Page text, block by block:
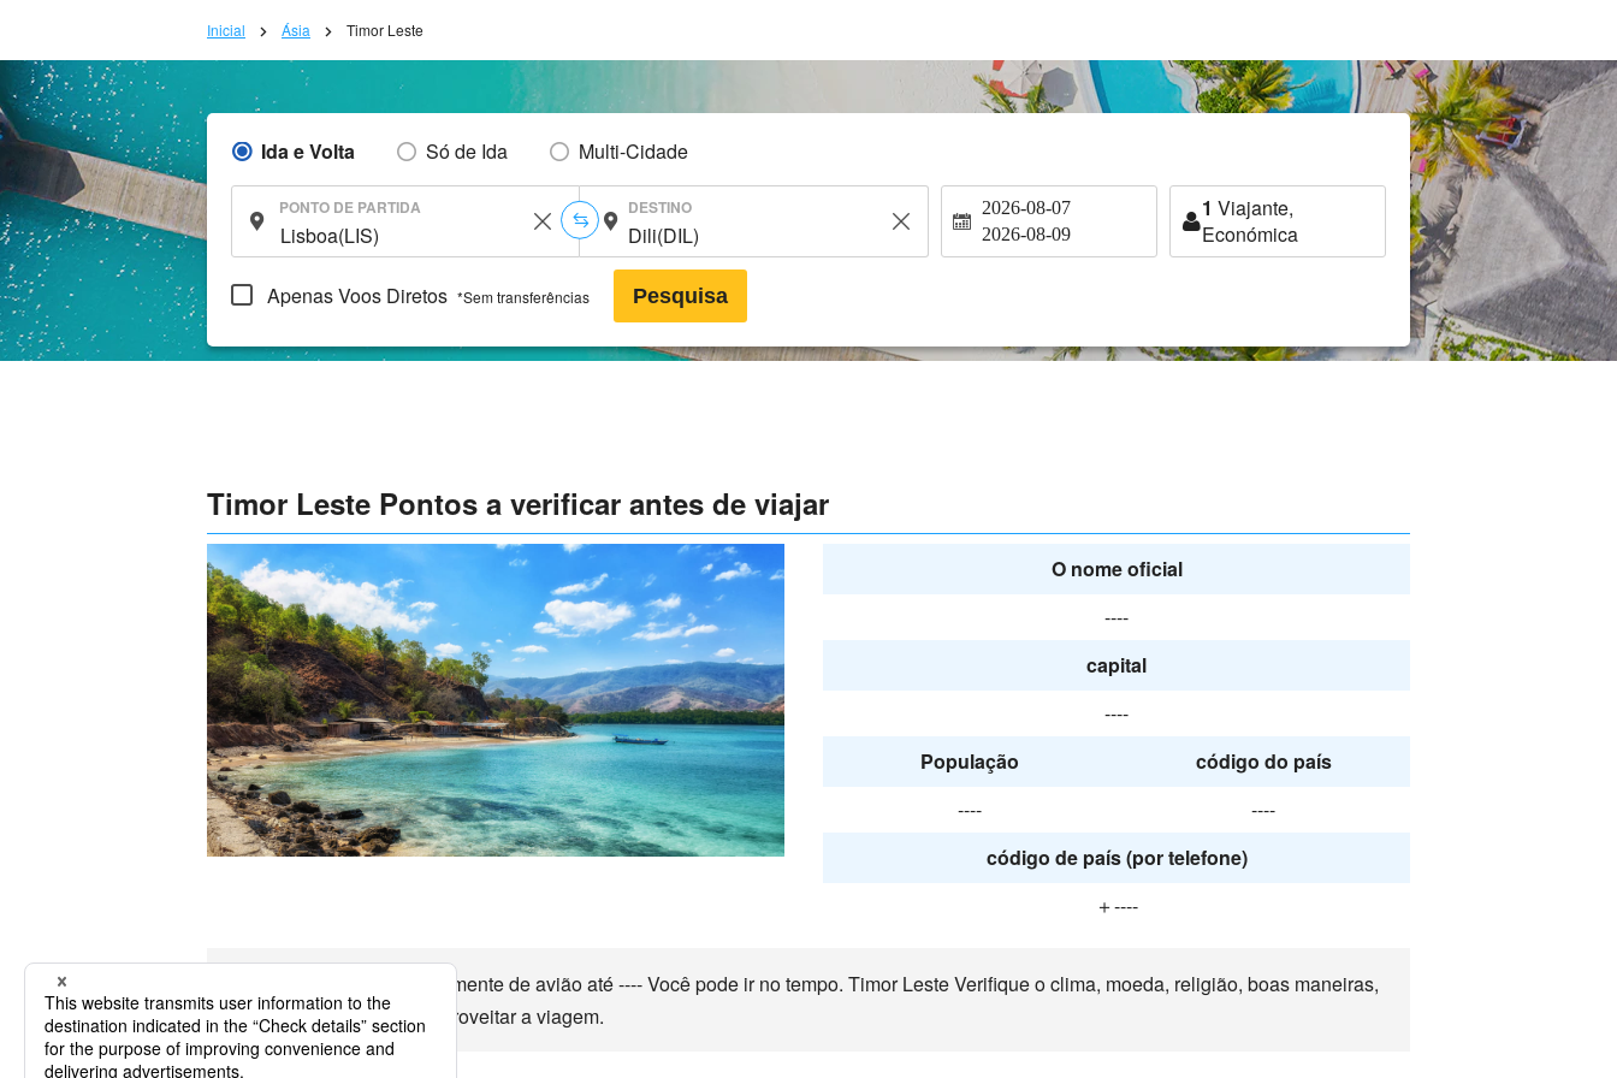
Inicial Ásia Timor Leste
Ida e Volta Só de Ida Multi-Cidade
PONTO DE PARTIDA DESTINO 2026-08-07
2026-08-09
1 Viajante,
Económica
Apenas Voos Diretos *Sem transferências Pesquisa
Timor Leste Pontos a verificar antes de viajar
O nome oficial
----
capital
----
População
código do país
----
----
código de país (por telefone)
＋----
Timor Leste É aproximadamente de avião até ---- Você pode ir no tempo. Timor Leste Verifique o clima, moeda, religião, boas maneiras,
etc. Timor Leste Vamos aproveitar a viagem.